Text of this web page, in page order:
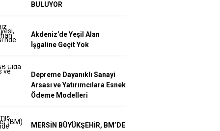
BULUYOR
Akdeniz’de Yeşil Alan
İşgaline Geçit Yok
Depreme Dayanıklı Sanayi
Arsası ve Yatırımcılara Esnek
Ödeme Modelleri
MERSİN BÜYÜKŞEHİR, BM’DE